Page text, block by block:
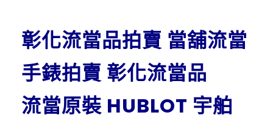
彰化流當品拍賣 當舖流當
手錶拍賣 彰化流當品
流當原裝 HUBLOT 宇舶